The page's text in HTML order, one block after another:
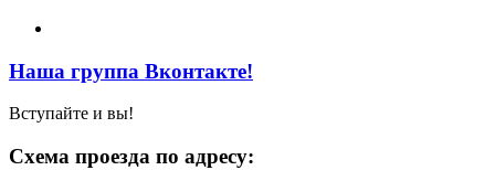
Наша группа Вконтакте!
Вступайте и вы!
Схема проезда по адресу: